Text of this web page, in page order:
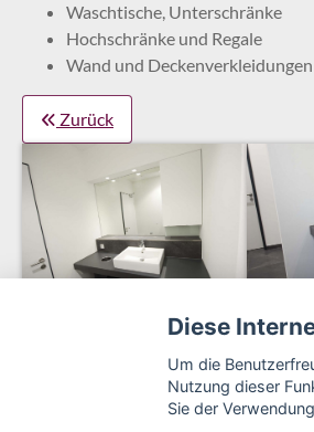
Waschtische, Unterschränke
Hochschränke und Regale
Wand und Deckenverkleidungen
Zurück
Diese
Um die
Nutzung dieser
Sie der